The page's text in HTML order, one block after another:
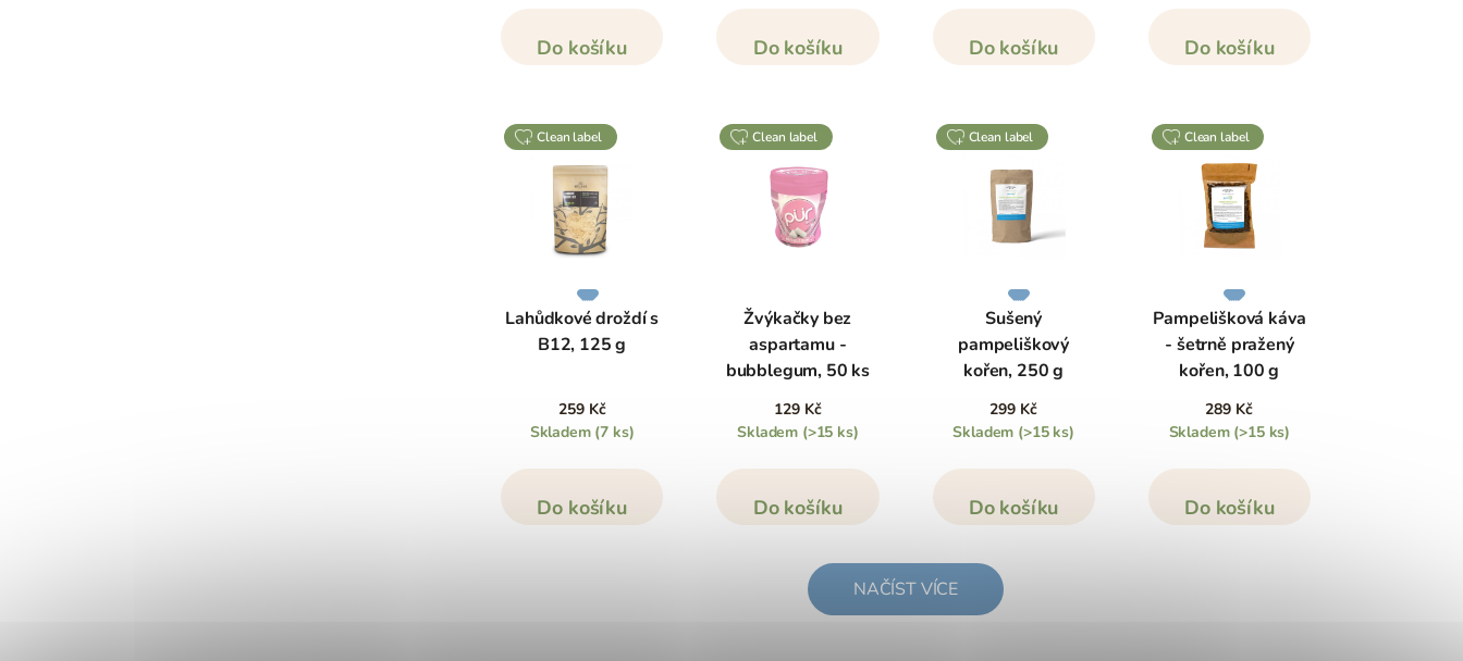
Do košíku Do košíku Do košíku Do košíku
clean label
Lahůdkové droždí s
B12, 125 g
259 Kč
Skladem (7 ks)
Do košíku
clean label
Žvýkačky bez
aspartamu -
bubblegum, 50 ks
129 Kč
Skladem (>15 ks)
Do košíku
clean label
Sušený
pampeliškový
kořen, 250 g
299 Kč
Skladem (>15 ks)
Do košíku
clean label
Pampelišková káva
- šetrně pražený
kořen, 100 g
289 Kč
Skladem (>15 ks)
Do košíku
NAČÍST VÍCE